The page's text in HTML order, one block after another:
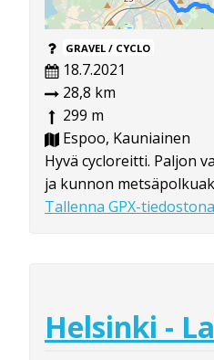
GRAVEL / CYCLO
18.7.2021
28,8 km
299 m
Espoo, Kauniainen
Hyvä cycloreitti. Paljon
ja kunnon
Tallenna GPX-tiedostona
Helsinki -